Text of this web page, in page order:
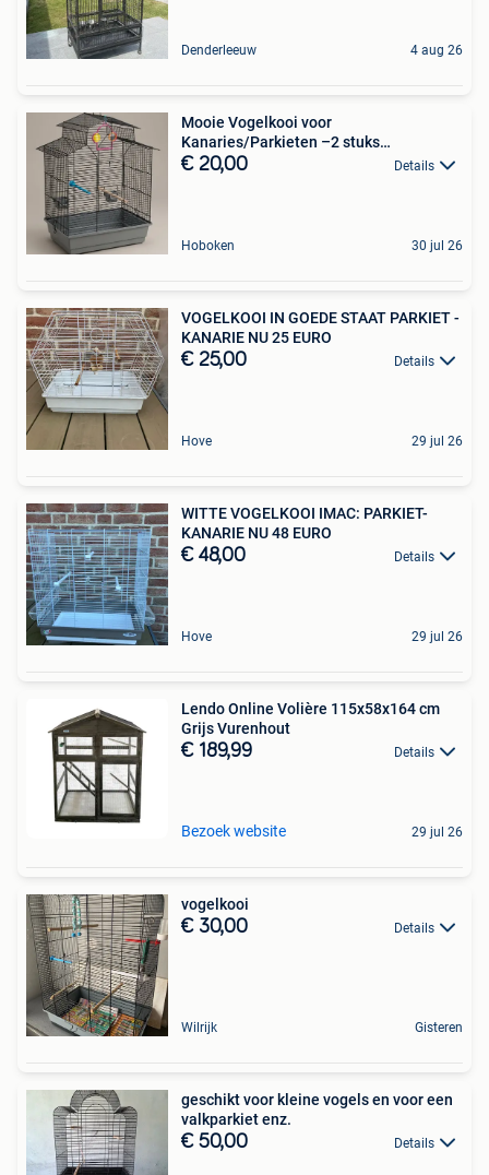
Denderleeuw 4 aug 26
Mooie Vogelkooi voor
Kanaries/Parkieten –2 stuks
beschikbaar
€ 20,00 Details
Hoboken 30 jul 26
VOGELKOOI IN GOEDE STAAT PARKIET -
KANARIE NU 25 EURO
€ 25,00 Details
Hove 29 jul 26
WITTE VOGELKOOI IMAC: PARKIET-
KANARIE NU 48 EURO
€ 48,00 Details
Hove 29 jul 26
Lendo Online Volière 115x58x164 cm
Grijs Vurenhout
€ 189,99 Details
Bezoek website 29 jul 26
vogelkooi
€ 30,00 Details
Wilrijk Gisteren
geschikt voor kleine vogels en voor een
valkparkiet enz.
€ 50,00 Details